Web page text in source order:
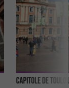
Capitole de